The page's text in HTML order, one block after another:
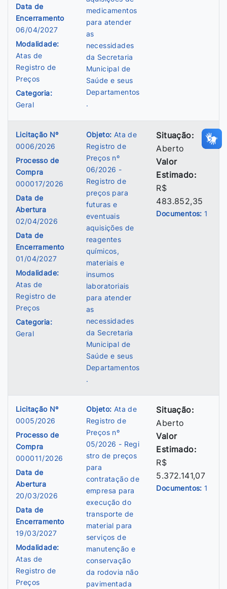
Data de
Encerramento
06/04/2027
Modalidade:
Atas de
Registro de
Preços
Categoria:
Geral
medicamentos
para atender
as
necessidades
da Secretaria
Municipal de
Saúde e seus
Departamentos
.
Licitação Nº
0006/2026
Processo de
Compra
000017/2026
Data de
Abertura
02/04/2026
Data de
Encerramento
01/04/2027
Modalidade:
Atas de
Registro de
Preços
Categoria:
Geral
Objeto: Ata de
Registro de
Preços nº
06/2026 -
Registro de
preços para
futuras e
eventuais
aquisições de
reagentes
químicos,
materiais e
insumos
laboratoriais
para atender
as
necessidades
da Secretaria
Municipal de
Saúde e seus
Departamentos
.
Situação:
Aberto
Valor
Estimado:
R$
483.852,35
Documentos: 1
Licitação Nº
0005/2026
Processo de
Compra
000011/2026
Data de
Abertura
20/03/2026
Data de
Encerramento
19/03/2027
Modalidade:
Atas de
Registro de
Preços
Objeto: Ata de
Registro de
Preços nº
05/2026 - Regi
stro de preços
para
contratação de
empresa para
execução do
transporte de
material para
serviços de
manutenção e
conservação
da rodovia não
pavimentada
Situação:
Aberto
Valor
Estimado:
R$
5.372.141,07
Documentos: 1